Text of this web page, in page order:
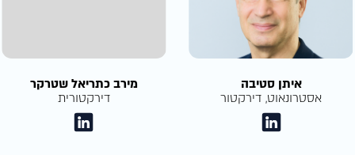
איתן סטיבה
אסטרונאוט, דירקטור
מירב כתריאל שטרקר
דירקטורית